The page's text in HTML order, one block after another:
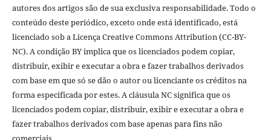
autores dos artigos são de sua exclusiva responsabilidade. Todo o
conteúdo deste periódico, exceto onde está identificado, está
licenciado sob a Licença Creative Commons Attribution (CC-BY-
NC). A condição BY implica que os licenciados podem copiar,
distribuir, exibir e executar a obra e fazer trabalhos derivados
com base em que só se dão o autor ou licenciante os créditos na
forma especificada por estes. A cláusula NC significa que os
licenciados podem copiar, distribuir, exibir e executar a obra e
fazer trabalhos derivados com base apenas para fins não